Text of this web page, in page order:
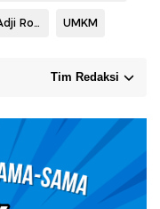
Roekma Hari Adji Roekma UMKM
Tim Redaksi